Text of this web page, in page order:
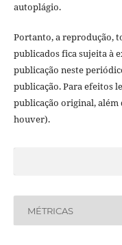
autoplágio.
Portanto, a reprodução,
publicados fica sujeita à
publicação neste
publicação. Para efeitos
publicação original,
houver).
MÉTRICAS